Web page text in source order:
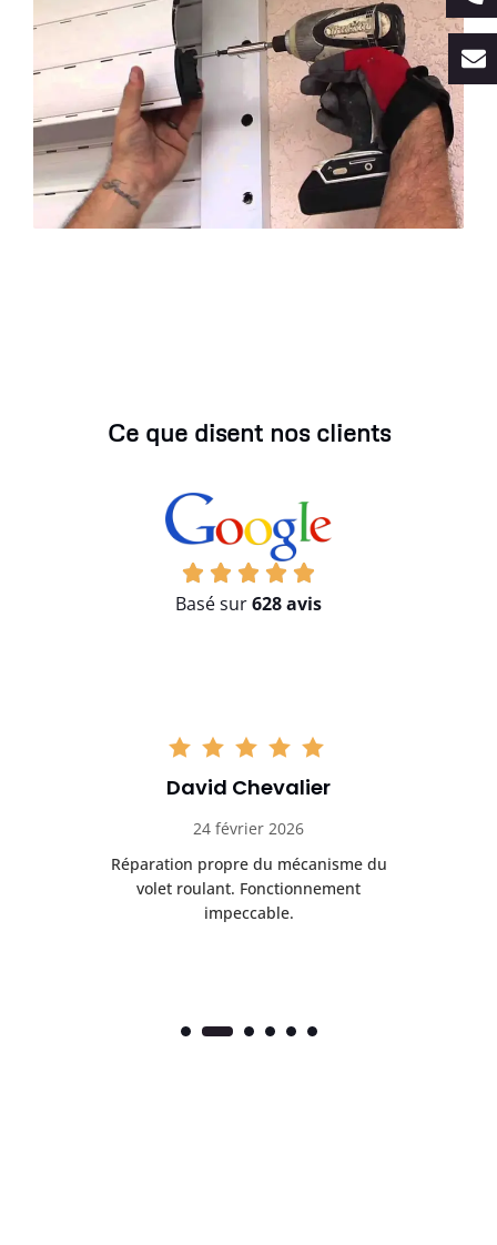
Ce que disent nos clients
Basé sur628 avis
David Chevalier
24 février 2026
Réparation propre du mécanisme du
volet roulant. Fonctionnement
impeccable.